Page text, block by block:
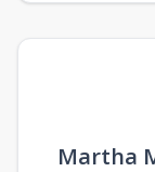
Martha